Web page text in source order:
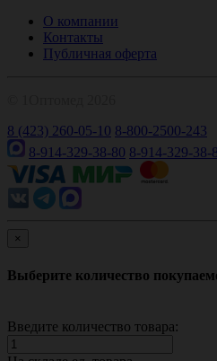
О компании
Контакты
Публичная оферта
8 (423) 260-05-10 8-800-2500-243
8-914-329-38-80 8-914-329-38-
×
Выберите количество
Введите количество товара: